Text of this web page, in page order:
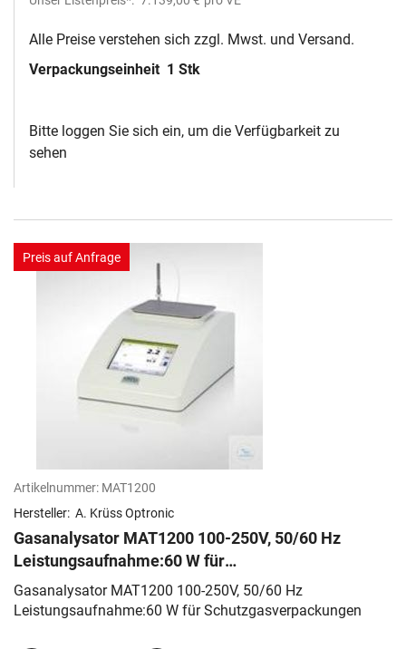
Alle Preise verstehen sich zzgl. Mwst. und Versand.
Verpackungseinheit 1 Stk
Bitte loggen Sie sich ein, um die Verfügbarkeit zu
sehen
Preis auf Anfrage
Artikelnummer: MAT1200
Hersteller: A. Krüss Optronic
Gasanalysator MAT1200 100-250V, 50/60 Hz
Leistungsaufnahme:60 W für
Schutzgasverpackungen
Gasanalysator MAT1200 100-250V, 50/60 Hz
Leistungsaufnahme:60 W für Schutzgasverpackungen